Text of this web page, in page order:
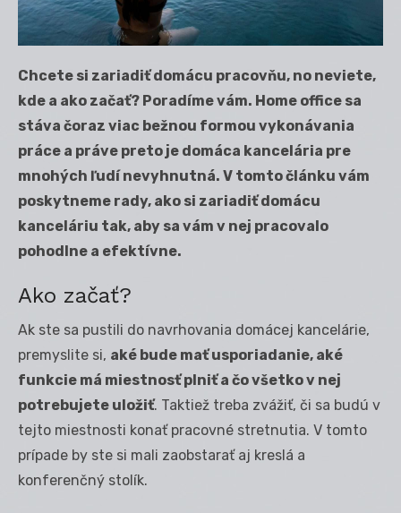
Chcete si zariadiť domácu pracovňu, no neviete,
kde a ako začať? Poradíme vám. Home office sa
stáva čoraz viac bežnou formou vykonávania
práce a práve preto je domáca kancelária pre
mnohých ľudí nevyhnutná. V tomto článku vám
poskytneme rady, ako si zariadiť domácu
kanceláriu tak, aby sa vám v nej pracovalo
pohodlne a efektívne.
Ako začať?
Ak ste sa pustili do navrhovania domácej kancelárie,
premyslite si, aké bude mať usporiadanie, aké
funkcie má miestnosť plniť a čo všetko v nej
potrebujete uložiť. Taktiež treba zvážiť, či sa budú v
tejto miestnosti konať pracovné stretnutia. V tomto
prípade by ste si mali zaobstarať aj kreslá a
konferenčný stolík.